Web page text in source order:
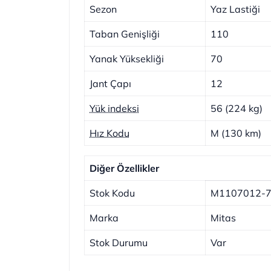
Sezon Yaz Lastiği
Taban Genişliği 110
Yanak Yüksekliği 70
Jant Çapı 12
Yük indeksi 56 (224 kg)
Hız Kodu M (130 km)
Diğer Özellikler
Stok Kodu M1107012-
Marka Mitas
Stok Durumu Var